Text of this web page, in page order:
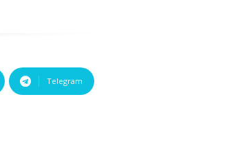
Telegram